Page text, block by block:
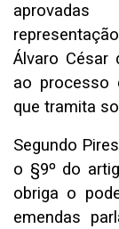
Álvaro César
ao processo
que tramita
Segundo
o §9º do
obriga o
emendas